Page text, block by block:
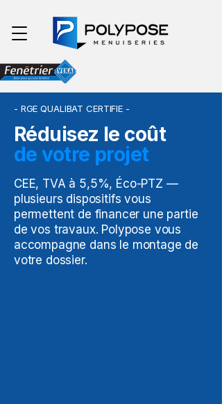
- RGE QUALIBAT CERTIFIE -
Réduisez le coût
de votre projet
CEE, TVA à 5,5%, Éco-PTZ —
plusieurs dispositifs vous
permettent de financer une partie
de vos travaux. Polypose vous
accompagne dans le montage de
votre dossier.